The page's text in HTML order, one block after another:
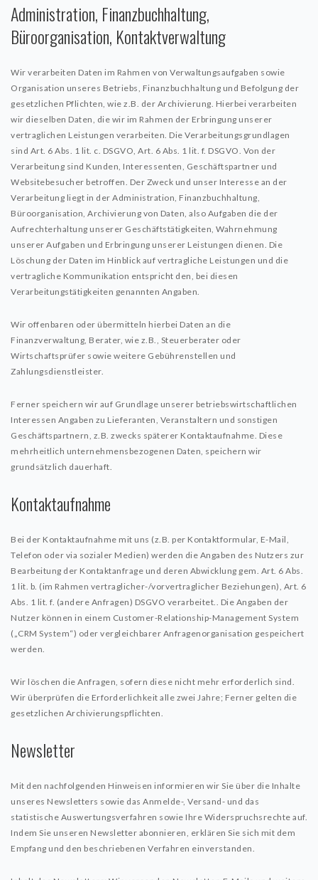
Administration, Finanzbuchhaltung,
Büroorganisation, Kontaktverwaltung
Wir verarbeiten Daten im Rahmen von Verwaltungsaufgaben sowie
Organisation unseres Betriebs, Finanzbuchhaltung und Befolgung der
gesetzlichen Pflichten, wie z.B. der Archivierung. Hierbei verarbeiten
wir dieselben Daten, die wir im Rahmen der Erbringung unserer
vertraglichen Leistungen verarbeiten. Die Verarbeitungsgrundlagen
sind Art. 6 Abs. 1 lit. c. DSGVO, Art. 6 Abs. 1 lit. f. DSGVO. Von der
Verarbeitung sind Kunden, Interessenten, Geschäftspartner und
Websitebesucher betroffen. Der Zweck und unser Interesse an der
Verarbeitung liegt in der Administration, Finanzbuchhaltung,
Büroorganisation, Archivierung von Daten, also Aufgaben die der
Aufrechterhaltung unserer Geschäftstätigkeiten, Wahrnehmung
unserer Aufgaben und Erbringung unserer Leistungen dienen. Die
Löschung der Daten im Hinblick auf vertragliche Leistungen und die
vertragliche Kommunikation entspricht den, bei diesen
Verarbeitungstätigkeiten genannten Angaben.
Wir offenbaren oder übermitteln hierbei Daten an die
Finanzverwaltung, Berater, wie z.B., Steuerberater oder
Wirtschaftsprüfer sowie weitere Gebührenstellen und
Zahlungsdienstleister.
Ferner speichern wir auf Grundlage unserer betriebswirtschaftlichen
Interessen Angaben zu Lieferanten, Veranstaltern und sonstigen
Geschäftspartnern, z.B. zwecks späterer Kontaktaufnahme. Diese
mehrheitlich unternehmensbezogenen Daten, speichern wir
grundsätzlich dauerhaft.
Kontaktaufnahme
Bei der Kontaktaufnahme mit uns (z.B. per Kontaktformular, E-Mail,
Telefon oder via sozialer Medien) werden die Angaben des Nutzers zur
Bearbeitung der Kontaktanfrage und deren Abwicklung gem. Art. 6 Abs.
1 lit. b. (im Rahmen vertraglicher-/vorvertraglicher Beziehungen), Art. 6
Abs. 1 lit. f. (andere Anfragen) DSGVO verarbeitet.. Die Angaben der
Nutzer können in einem Customer-Relationship-Management System
(„CRM System“) oder vergleichbarer Anfragenorganisation gespeichert
werden.
Wir löschen die Anfragen, sofern diese nicht mehr erforderlich sind.
Wir überprüfen die Erforderlichkeit alle zwei Jahre; Ferner gelten die
gesetzlichen Archivierungspflichten.
Newsletter
Mit den nachfolgenden Hinweisen informieren wir Sie über die Inhalte
unseres Newsletters sowie das Anmelde-, Versand- und das
statistische Auswertungsverfahren sowie Ihre Widerspruchsrechte auf.
Indem Sie unseren Newsletter abonnieren, erklären Sie sich mit dem
Empfang und den beschriebenen Verfahren einverstanden.